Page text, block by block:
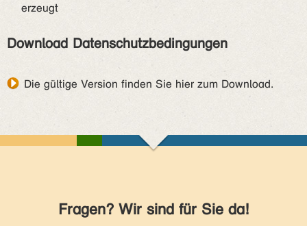
erzeugt
Download Datenschutzbedingungen
Die gültige Version finden Sie hier zum Download.